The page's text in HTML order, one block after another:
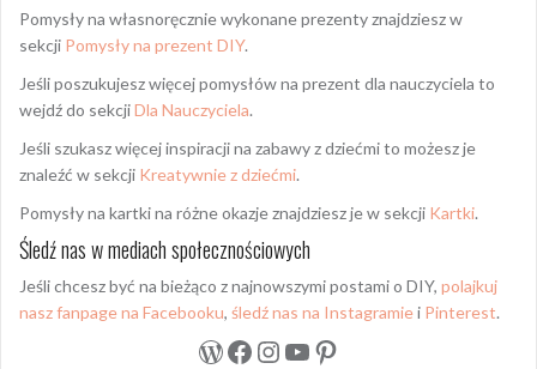
Pomysły na własnoręcznie wykonane prezenty znajdziesz w
sekcji Pomysły na prezent DIY.
Jeśli poszukujesz więcej pomysłów na prezent dla nauczyciela to
wejdź do sekcjiDla Nauczyciela.
Jeśli szukasz więcej inspiracji na zabawy z dziećmi to możesz je
znaleźć w sekcji Kreatywnie z dziećmi.
Pomysły na kartki na różne okazje znajdziesz je w sekcji Kartki.
Śledź nas w mediach społecznościowych
Jeśli chcesz być na bieżąco z najnowszymi postami o DIY, polajkuj
nasz fanpage na Facebooku, śledź nas na Instagramiei Pinterest.
WordPress
Facebook
Instagram
YouTube
Pinterest